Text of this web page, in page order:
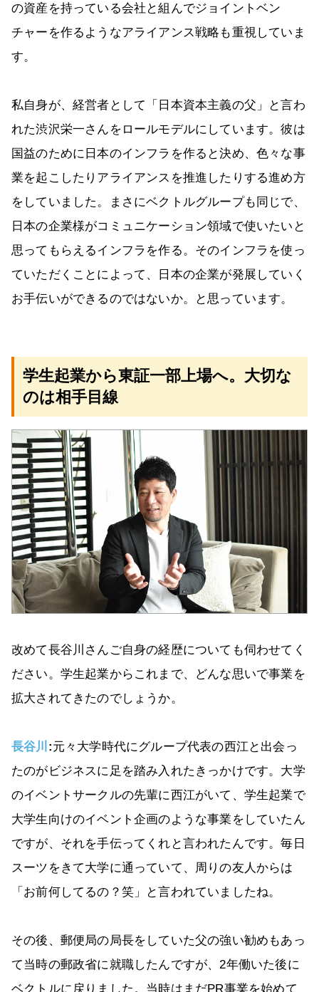
の資産を持っている会社と組んでジョイントベン
チャーを作るようなアライアンス戦略も重視していま
す。
私自身が、経営者として「日本資本主義の父」と言わ
れた渋沢栄一さんをロールモデルにしています。彼は
国益のために日本のインフラを作ると決め、色々な事
業を起こしたりアライアンスを推進したりする進め方
をしていました。まさにベクトルグループも同じで、
日本の企業様がコミュニケーション領域で使いたいと
思ってもらえるインフラを作る。そのインフラを使っ
ていただくことによって、日本の企業が発展していく
お手伝いができるのではないか。と思っています。
学生起業から東証一部上場へ。大切な
のは相手目線
改めて長谷川さんご自身の経歴についても伺わせてく
ださい。学生起業からこれまで、どんな思いで事業を
拡大されてきたのでしょうか。
長谷川 :元々大学時代にグループ代表の西江と出会っ
たのがビジネスに足を踏み入れたきっかけです。大学
のイベントサークルの先輩に西江がいて、学生起業で
大学生向けのイベント企画のような事業をしていたん
ですが、それを手伝ってくれと言われたんです。毎日
スーツをきて大学に通っていて、周りの友人からは
「お前何してるの？笑」と言われていましたね。
その後、郵便局の局長をしていた父の強い勧めもあっ
て当時の郵政省に就職したんですが、2年働いた後に
ベクトルに戻りました。当時はまだPR事業を始めて